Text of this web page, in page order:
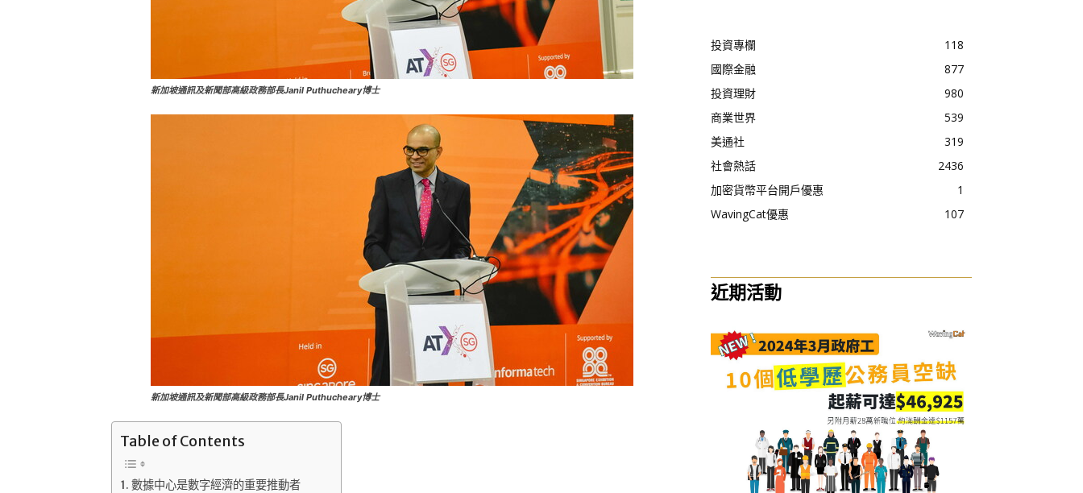
新加坡通訊及新聞部高級政務部長Janil Puthucheary博士
新加坡通訊及新聞部高級政務部長Janil Puthucheary博士
Table of Contents
數據中心是數字經濟的重要推動者
投資專欄
118
國際金融
877
投資理財
980
商業世界
539
美通社
319
社會熱話
2436
加密貨幣平台開戶優惠
1
WavingCat優惠
107
近期活動